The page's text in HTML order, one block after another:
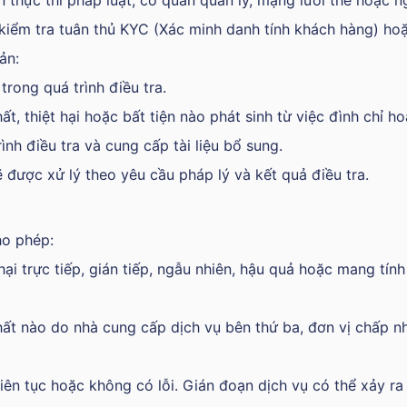
tra tuân thủ KYC (Xác minh danh tính khách hàng)
quá trình điều tra.
thiệt hại hoặc bất tiện nào phát sinh từ việc đình chỉ
điều tra và cung cấp tài liệu bổ sung.
xử lý theo yêu cầu pháp lý và kết quả điều tra.
phép:
trực tiếp, gián tiếp, ngẫu nhiên, hậu quả hoặc mang
nào do nhà cung cấp dịch vụ bên thứ ba, đơn vị chấp
tục hoặc không có lỗi. Gián đoạn dịch vụ có thể xảy